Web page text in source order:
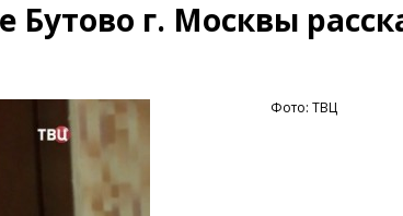
г. Москвы
Фото: ТВЦ